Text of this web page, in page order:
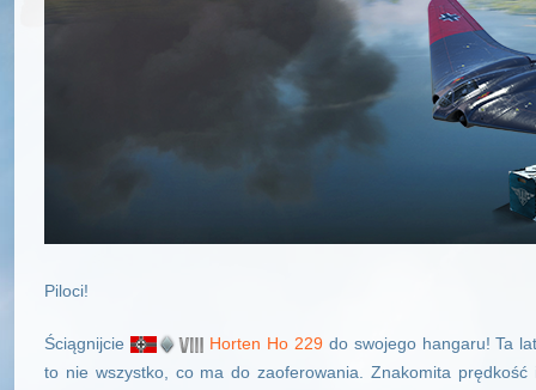
Piloci!
Ściągnijcie Horten Ho 229do swojego hangaru! Ta
to nie wszystko, co ma do zaoferowania. Znakomita prędkość